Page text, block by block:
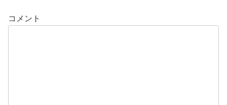
コメント